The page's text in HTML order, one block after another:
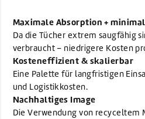
Maximale Absorption +
Da die Tücher extrem saugfähig
verbraucht – niedrigere Kosten
Kosteneffizient & skalierbar
Eine Palette für langfristigen
und Logistikkosten.
Nachhaltiges Image
Die Verwendung von recyceltem